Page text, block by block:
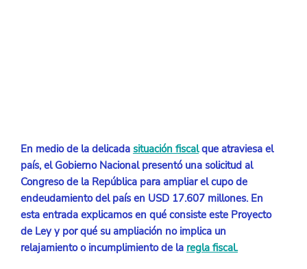
En medio de la delicada situación fiscal que atraviesa el
país, el Gobierno Nacional presentó una solicitud al
Congreso de la República para ampliar el cupo de
endeudamiento del país en USD 17.607 millones. En
esta entrada explicamos en qué consiste este Proyecto
de Ley y por qué su ampliación no implica un
relajamiento o incumplimiento de la regla fiscal.